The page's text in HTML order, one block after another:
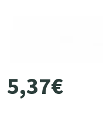
5,37€